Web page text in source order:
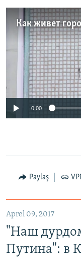
No media
0:00
Paylaş
Aprel 09, 2017
"Наш
Путина": в